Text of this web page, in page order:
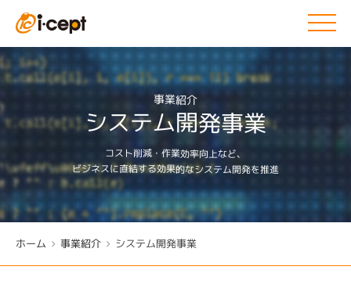
事業紹介
システム開発事業
コスト削減・作業効率向上など、
ビジネスに直結する効果的なシステム開発を推進
ホーム 事業紹介 システム開発事業